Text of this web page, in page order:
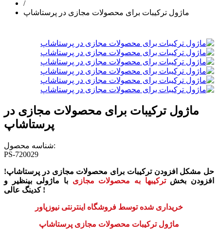
/
ماژول ترکیبات برای محصولات مجازی در پرستاشاپ
ماژول ترکیبات برای محصولات مجازی در
پرستاشاپ
شناسه محصول:
PS-720029
حل مشکل افزودن ترکیبات برای محصولات مجازی در پرستاشاپ!
افزودن بخشترکیبها به محصولات مجازی با ماژولی بینظیر و
کدینگ عالی !
خریداری شده توسط فروشگاه اینترنتی نیوزپاور
ماژول ترکیبات محصولات مجازی پرستاشاپ